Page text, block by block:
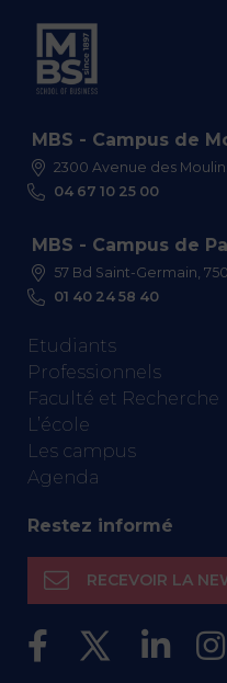
MBS - Campus de
2300 Avenue des
04 67 10 25 00
MBS - Campus de
57 Bd Saint-Germain,
01 40 24 58 40
Etudiants
Professionnels
Faculté et Recherche
L’école
Les campus
Agenda
Restez informé
RECEVOIR LA